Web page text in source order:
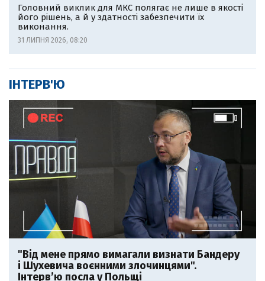
Головний виклик для МКС полягає не лише в якості
його рішень, а й у здатності забезпечити їх
виконання.
31 ЛИПНЯ 2026, 08:20
ІНТЕРВ'Ю
"Від мене прямо вимагали визнати Бандеру
і Шухевича воєнними злочинцями".
Інтерв’ю посла у Польщі